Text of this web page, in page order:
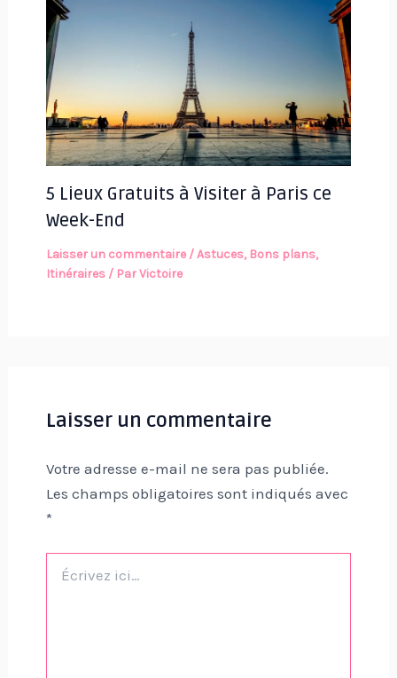
5 Lieux Gratuits à Visiter à Paris ce
Week-End
Laisser un commentaire /Astuces, Bons plans,
Itinéraires/ ParVictoire
Laisser un commentaire
Votre adresse e-mail ne sera pas publiée.
Les champs obligatoires sont indiqués avec
*
ici…